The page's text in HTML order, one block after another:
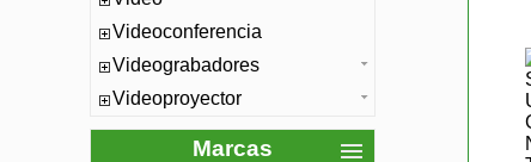
Videoconferencia
Videograbadores
Videoproyector
Marcas